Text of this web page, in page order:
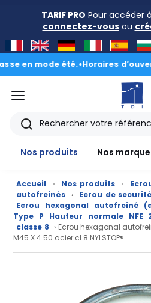
TARIF PRO Pour accéder
connectez-vousou
mode été.•Horaires d’ouverture :
menu
Rechercher
Nos produits
Nos
Accueil › Nos produits ›
autofreinés
› Ecrou de
Ecrou hexagonal autofreiné
Type P Hauteur normale NFE
classe 8 › Ecrou hexagonal
M45 X 4.50 acier cl.8 NYLSTOP®